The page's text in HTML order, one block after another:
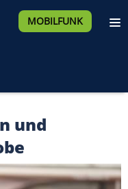
MOBILFUNK
und